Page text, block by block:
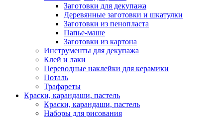
Заготовки для декупажа
Деревянные заготовки и шкатулки
Заготовки из пенопласта
Папье-маше
Заготовки из картона
Инструменты для декупажа
Клей и лаки
Переводные наклейки для керамики
Поталь
Трафареты
Краски, карандаши, пастель
Краски, карандаши, пастель
Наборы для рисования